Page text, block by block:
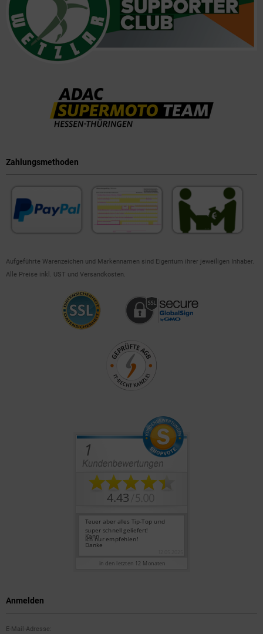
Zahlungsmethoden
Aufgeführte Warenzeichen und Markennamen sind Eigentum ihrer jeweiligen Inhaber.
Alle Preise inkl. UST und Versandkosten.
Anmelden
E-Mail-Adresse: